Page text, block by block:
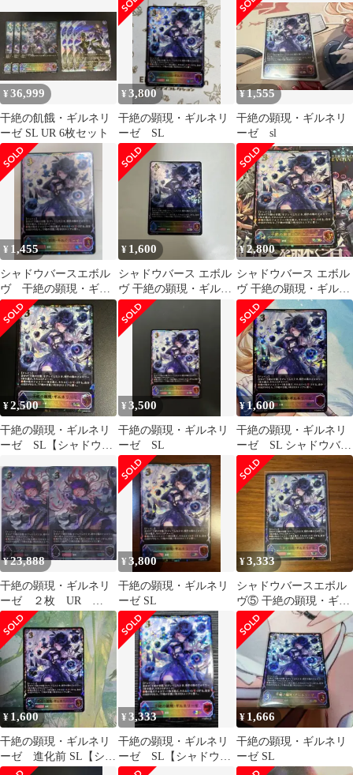
現・ギルネリーゼ
¥36,999
干絶の飢餓・ギルネリ
ーゼ SL UR 6枚セット
¥3,800
干絶の顕現・ギルネリ
ーゼ SL
¥1,555
干絶の顕現・ギルネリ
ーゼ sl
¥ 1,455
シャドウバースエボル
ヴ 干絶の顕現・ギル
ネリーゼ SL
¥ 1,600
シャドウバース エボル
ヴ 干絶の顕現・ギルネ
リーゼ SL
¥2,800
シャドウバース エボル
ヴ 干絶の顕現・ギルネ
リーゼ SL
¥2,500
干絶の顕現・ギルネリ
ーゼ SL【シャドウバ
¥3,500
干絶の顕現・ギルネリ
ーゼ SL
¥1,600
干絶の顕現・ギルネリ
ーゼ SL シャドウバー
ス エボルヴ
¥23,888
干絶の顕現・ギルネリ
ーゼ ２枚 UR
BP20 絶傑を継ぐ者
ちゅうてつ
¥3,800
干絶の顕現・ギルネリ
ーゼ SL
¥3,333
シャドウバースエボル
ヴ⑤ 干絶の顕現・ギル
ネリーゼ SL
¥ 1,600
干絶の顕現・ギルネリ
ーゼ 進化前 SL【シャ
ドウバースエボルヴ】
¥3,333
干絶の顕現・ギルネリ
ーゼ SL【シャドウバ
ースエボルヴ】
¥ 1,666
干絶の顕現・ギルネリ
ーゼ SL